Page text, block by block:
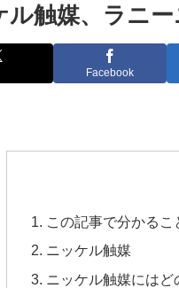
ル触媒、ラニ
Facebook
この記事で分かるこ
ニッケル触媒
ニッケル触媒には